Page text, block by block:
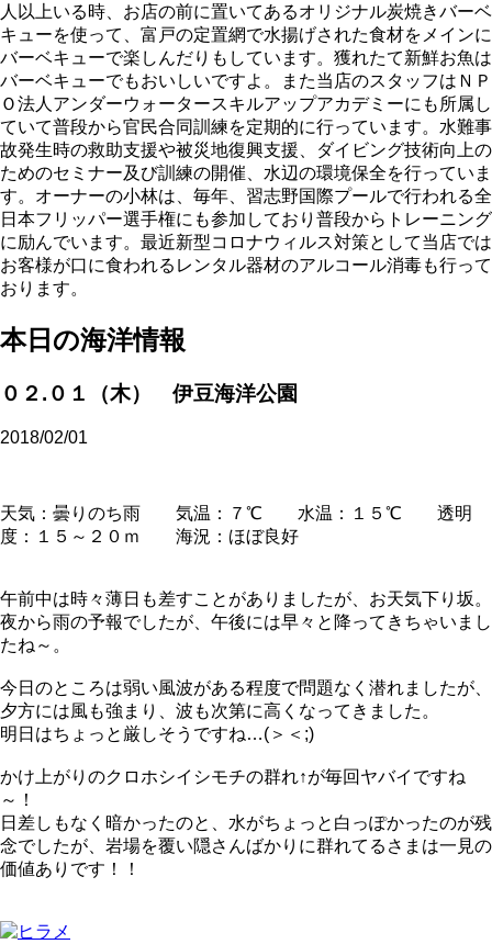
人以上いる時、お店の前に置いてあるオリジナル炭焼きバーベ
キューを使って、富戸の定置網で水揚げされた食材をメインに
バーベキューで楽しんだりもしています。獲れたて新鮮お魚は
バーベキューでもおいしいですよ。また当店のスタッフはＮＰ
Ｏ法人アンダーウォータースキルアップアカデミーにも所属し
ていて普段から官民合同訓練を定期的に行っています。水難事
故発生時の救助支援や被災地復興支援、ダイビング技術向上の
ためのセミナー及び訓練の開催、水辺の環境保全を行っていま
す。オーナーの小林は、毎年、習志野国際プールで行われる全
日本フリッパー選手権にも参加しており普段からトレーニング
に励んでいます。最近新型コロナウィルス対策として当店では
お客様が口に食われるレンタル器材のアルコール消毒も行って
おります。
本日の海洋情報
０２.０１（木） 伊豆海洋公園
2018/02/01
天気：曇りのち雨 気温：７℃ 水温：１５℃ 透明
度：１５～２０ｍ 海況：ほぼ良好
午前中は時々薄日も差すことがありましたが、お天気下り坂。
夜から雨の予報でしたが、午後には早々と降ってきちゃいまし
たね～。
今日のところは弱い風波がある程度で問題なく潜れましたが、
夕方には風も強まり、波も次第に高くなってきました。
明日はちょっと厳しそうですね…(＞＜;)
かけ上がりのクロホシイシモチの群れ↑が毎回ヤバイですね
～！
日差しもなく暗かったのと、水がちょっと白っぽかったのが残
念でしたが、岩場を覆い隠さんばかりに群れてるさまは一見の
価値ありです！！